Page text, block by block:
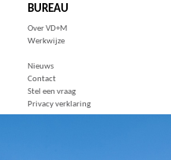
BUREAU
Over VD+M
Werkwijze
Nieuws
Contact
Stel een vraag
Privacy verklaring